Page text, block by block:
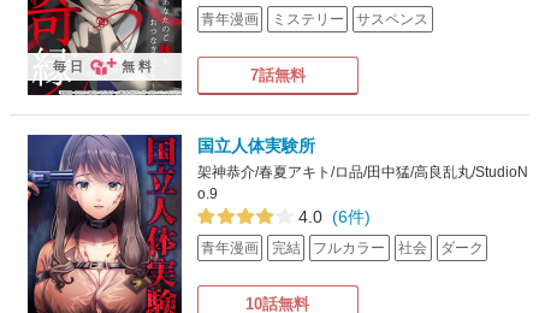
青年漫画 ミステリー サスペンス
7話無料
毎日 無料
国立人体実験所
架神恭介/春夏アキト/ロ品/田中猛/高良乱丸/StudioN
o.9
4.0 (6件)
青年漫画 完結 フルカラー 社会 ダーク
10話無料